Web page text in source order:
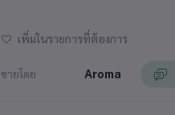
เพิ่มในรายการที่ต้องการ
ขายโดย Aroma